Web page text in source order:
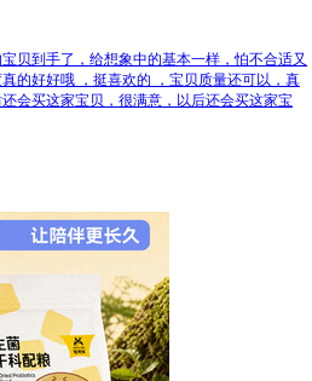
贝到手了，给想象中的基本一样，怕不合适又
的好好哦 ，挺喜欢的 ，宝贝质量还可以，真
会买这家宝贝，很满意，以后还会买这家宝